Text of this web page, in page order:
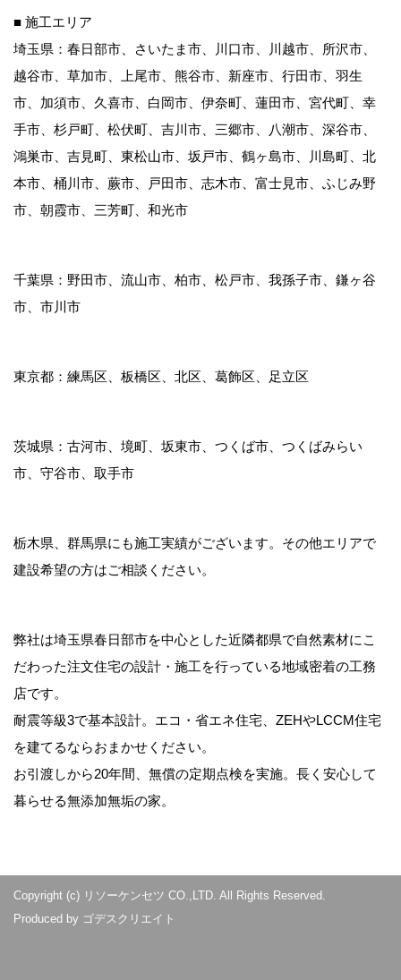
■ 施工エリア
埼玉県：春日部市、さいたま市、川口市、川越市、所沢市、
越谷市、草加市、上尾市、熊谷市、新座市、行田市、羽生
市、加須市、久喜市、白岡市、伊奈町、蓮田市、宮代町、幸
手市、杉戸町、松伏町、吉川市、三郷市、八潮市、深谷市、
鴻巣市、吉見町、東松山市、坂戸市、鶴ヶ島市、川島町、北
本市、桶川市、蕨市、戸田市、志木市、富士見市、ふじみ野
市、朝霞市、三芳町、和光市
千葉県：野田市、流山市、柏市、松戸市、我孫子市、鎌ヶ谷
市、市川市
東京都：練馬区、板橋区、北区、葛飾区、足立区
茨城県：古河市、境町、坂東市、つくば市、つくばみらい
市、守谷市、取手市
栃木県、群馬県にも施工実績がございます。その他エリアで
建設希望の方はご相談ください。
弊社は埼玉県春日部市を中心とした近隣都県で自然素材にこ
だわった注文住宅の設計・施工を行っている地域密着の工務
店です。
耐震等級3で基本設計。エコ・省エネ住宅、ZEHやLCCM住宅
を建てるならおまかせください。
お引渡しから20年間、無償の定期点検を実施。長く安心して
暮らせる無添加無垢の家。
Copyright (c) リソーケンセツ CO.,LTD. All Rights Reserved.
Produced by ゴデスクリエイト